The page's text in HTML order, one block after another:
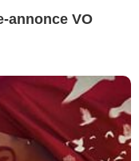
annonce VO